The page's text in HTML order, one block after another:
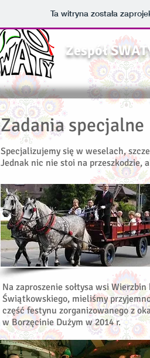
Ta witryna została
Zespół
Zadania specjalne
Specjalizujemy się w weselach,
Jednak nic nie stoi na przeszkodzie,
Na zaproszenie sołtysa wsi
Świątkowskiego, mieliśmy
część festynu zorganizowanego z
w Borzęcinie Dużym w 2014 r.